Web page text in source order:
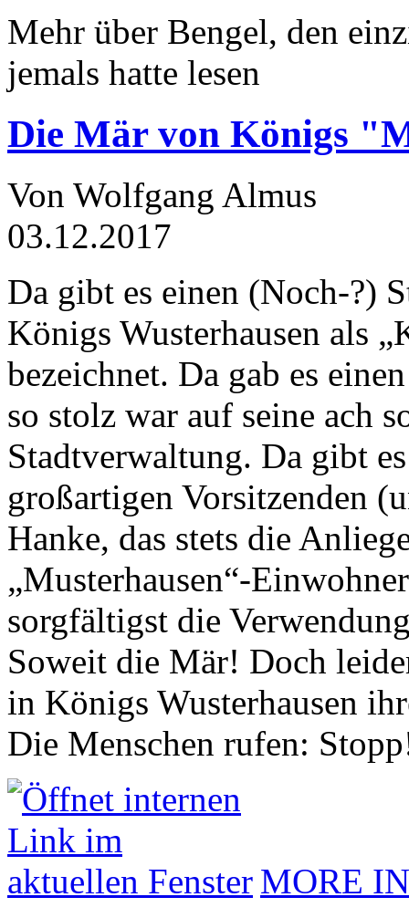
Mehr über Bengel, den
jemals hatte lesen
Die Mär von Königs
Von Wolfgang Almus
03.12.2017
Da gibt es einen (Noch-?)
Königs Wusterhausen als
bezeichnet. Da gab es
so stolz war auf seine ach
Stadtverwaltung. Da gibt
großartigen Vorsitzenden
Hanke, das stets die
„Musterhausen“-
sorgfältigst die
Soweit die Mär! Doch
in Königs Wusterhausen
Die Menschen rufen:
MORE